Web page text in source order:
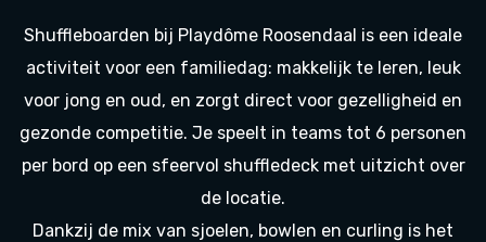
Shuffleboarden bij Playdôme Roosendaal is een ideale
activiteit voor een familiedag: makkelijk te leren, leuk
voor jong en oud, en zorgt direct voor gezelligheid en
gezonde competitie. Je speelt in teams tot 6 personen
per bord op een sfeervol shuffledeck met uitzicht over
de locatie.
Dankzij de mix van sjoelen, bowlen en curling is het